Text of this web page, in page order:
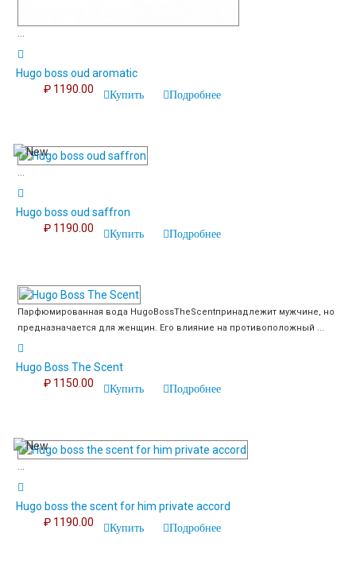
...
Hugo boss oud aromatic
₽ 1190.00
Купить Подробнее
...
Hugo boss oud saffron
₽ 1190.00
Купить Подробнее
Парфюмированная вода HugoBossTheScentпринадлежит мужчине, но
предназначается для женщин. Его влияние на противоположный ...
Hugo Boss The Scent
₽ 1150.00
Купить Подробнее
...
Hugo boss the scent for him private accord
₽ 1190.00
Купить Подробнее